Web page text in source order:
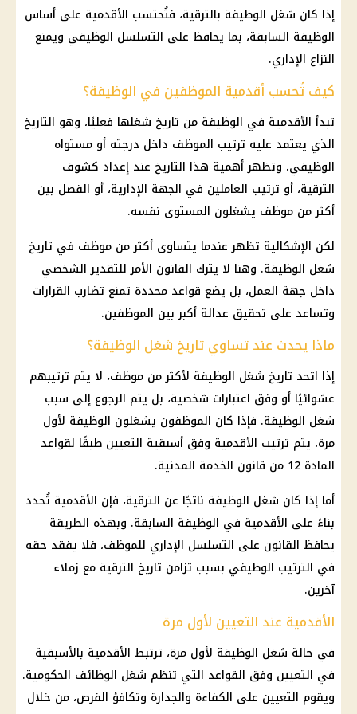
إذا كان شغل الوظيفة بالترقية، فتُحتسب الأقدمية على أساس
الوظيفة السابقة، بما يحافظ على التسلسل الوظيفي ويمنع
النزاع الإداري.
كيف تُحسب أقدمية الموظفين في الوظيفة؟
تبدأ الأقدمية في الوظيفة من تاريخ شغلها فعليًا، وهو التاريخ
الذي يعتمد عليه ترتيب الموظف داخل درجته أو مستواه
الوظيفي. وتظهر أهمية هذا التاريخ عند إعداد كشوف
الترقية، أو ترتيب العاملين في الجهة الإدارية، أو الفصل بين
أكثر من موظف يشغلون المستوى نفسه.
لكن الإشكالية تظهر عندما يتساوى أكثر من موظف في تاريخ
شغل الوظيفة. وهنا لا يترك القانون الأمر للتقدير الشخصي
داخل جهة العمل، بل يضع قواعد محددة تمنع تضارب القرارات
وتساعد على تحقيق عدالة أكبر بين الموظفين.
ماذا يحدث عند تساوي تاريخ شغل الوظيفة؟
إذا اتحد تاريخ شغل الوظيفة لأكثر من موظف، لا يتم ترتيبهم
عشوائيًا أو وفق اعتبارات شخصية، بل يتم الرجوع إلى سبب
شغل الوظيفة. فإذا كان الموظفون يشغلون الوظيفة لأول
مرة، يتم ترتيب الأقدمية وفق أسبقية التعيين طبقًا لقواعد
المادة 12 من قانون الخدمة المدنية.
أما إذا كان شغل الوظيفة ناتجًا عن الترقية، فإن الأقدمية تُحدد
بناءً على الأقدمية في الوظيفة السابقة. وبهذه الطريقة
يحافظ القانون على التسلسل الإداري للموظف، فلا يفقد حقه
في الترتيب الوظيفي بسبب تزامن تاريخ الترقية مع زملاء
آخرين.
الأقدمية عند التعيين لأول مرة
في حالة شغل الوظيفة لأول مرة، ترتبط الأقدمية بالأسبقية
في التعيين وفق القواعد التي تنظم شغل الوظائف الحكومية.
ويقوم التعيين على الكفاءة والجدارة وتكافؤ الفرص، من خلال